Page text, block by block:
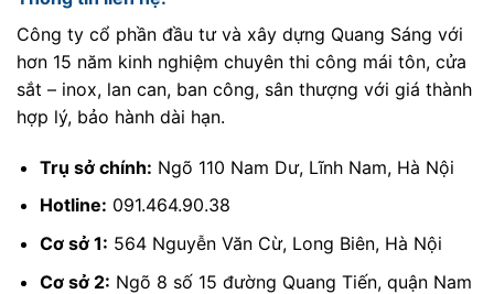
Công ty cổ phần đầu tư và xây dựng Quang Sáng với
hơn 15 năm kinh nghiệm chuyên thi công mái tôn, cửa
sắt – inox, lan can, ban công, sân thượng với giá thành
hợp lý, bảo hành dài hạn.
Trụ sở chính: Ngõ 110 Nam Dư, Lĩnh Nam, Hà Nội
Hotline: 091.464.90.38
Cơ sở 1: 564 Nguyễn Văn Cừ, Long Biên, Hà Nội
Cơ sở 2: Ngõ 8 số 15 đường Quang Tiến, quận Nam